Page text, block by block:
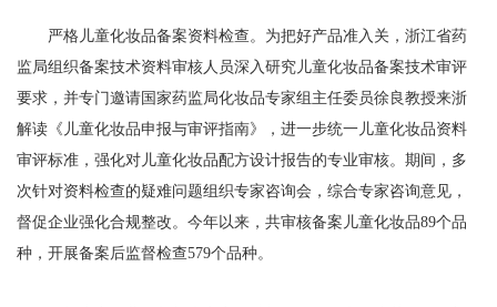
严格儿童化妆品备案资料检查。为把好产品准入关，浙江省药
监局组织备案技术资料审核人员深入研究儿童化妆品备案技术审评
要求，并专门邀请国家药监局化妆品专家组主任委员徐良教授来浙
解读《儿童化妆品申报与审评指南》，进一步统一儿童化妆品资料
审评标准，强化对儿童化妆品配方设计报告的专业审核。期间，多
次针对资料检查的疑难问题组织专家咨询会，综合专家咨询意见，
督促企业强化合规整改。今年以来，共审核备案儿童化妆品89个品
种，开展备案后监督检查579个品种。